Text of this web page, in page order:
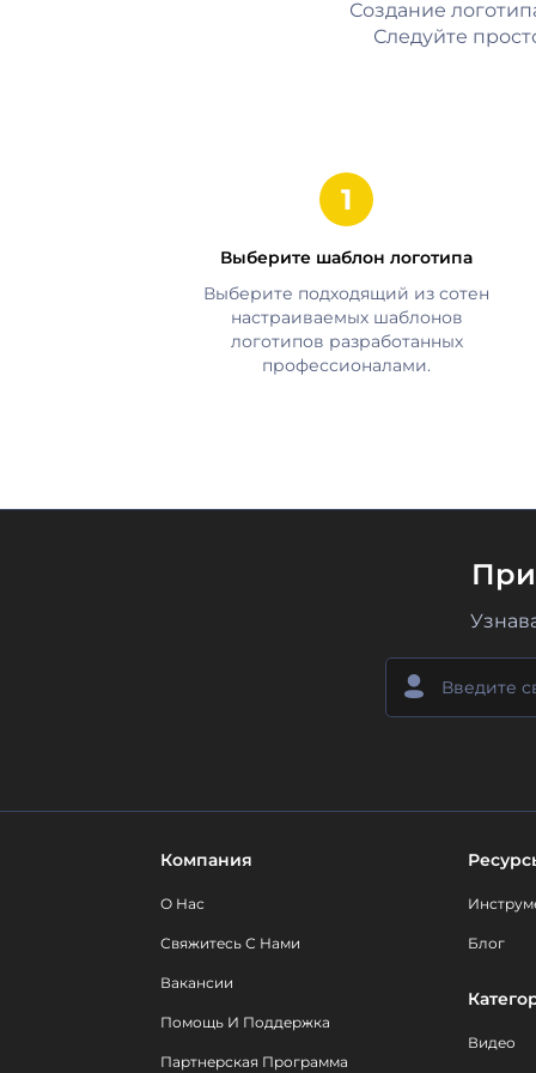
Создание
Следуйте
Выберите шаблон логотипа
Выберите подходящий из сотен
настраиваемых шаблонов
логотипов разработанных
профессионалами.
Компания
О Нас
Свяжитесь С Нами
Вакансии
Помощь И Поддержка
Партнерская Программа
Блог
Видео